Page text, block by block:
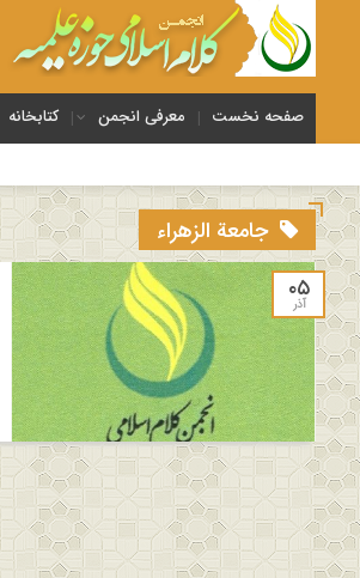
صفحه نخست معرفی انجمن کتابخانه
جامعة الزهراء
۰۵
آذر